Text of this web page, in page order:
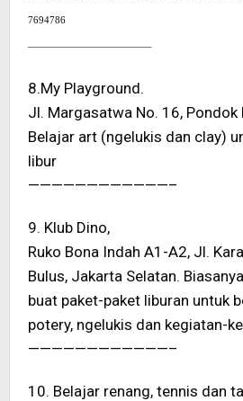
7694786
————————————–
8.My Playground.
Jl. Margasatwa No. 16, Pondok
Belajar art (ngelukis dan clay)
libur
————————————–
9. Klub Dino,
Ruko Bona Indah A1-A2, Jl.
Bulus, Jakarta Selatan.
buat paket-paket liburan untuk
potery, ngelukis dan kegiatan-
————————————–
10. Belajar renang, tennis dan